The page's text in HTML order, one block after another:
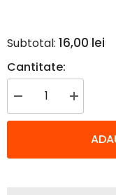
Subtotal: 16,00 lei
Cantitate:
Reduceți
cantitatea
pentru
Creșteți
cantitatea
pentru